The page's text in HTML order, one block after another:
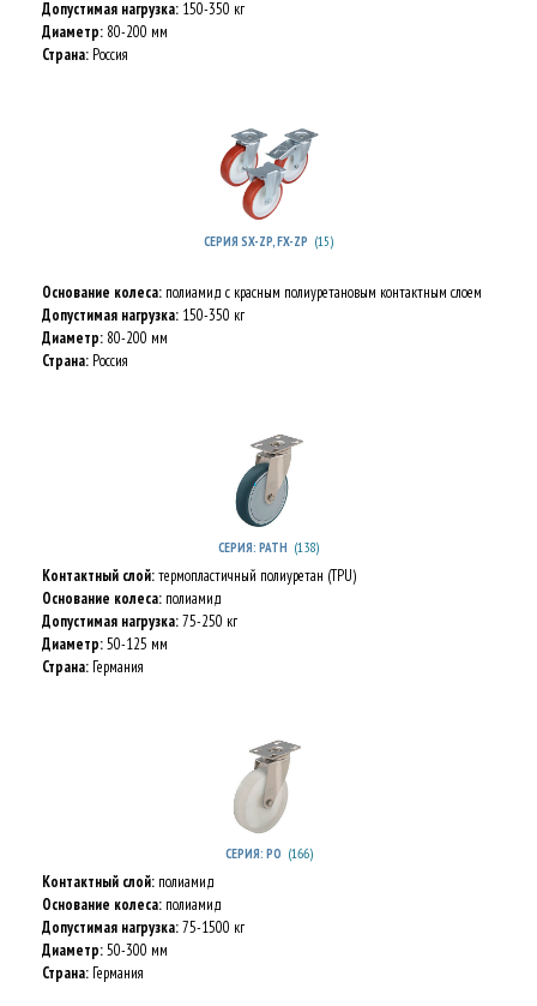
Допустимая нагрузка: 150-350 кг
Диаметр: 80-200 мм
Страна: Россия
СЕРИЯ SX-ZP, FX-ZP (15)
Основание колеса: полиамид c красным полиуретановым контактным слоем
Допустимая нагрузка: 150-350 кг
Диаметр: 80-200 мм
Страна: Россия
СЕРИЯ: PATH (138)
Контактный слой:термопластичный полиуретан (TPU)
Основание колеса: полиамид
Допустимая нагрузка:75-250 кг
Диаметр:50-125 мм
Страна: Германия
СЕРИЯ: PO (166)
Контактный слой: полиамид
Основание колеса: полиамид
Допустимая нагрузка:75-1500 кг
Диаметр:50-300 мм
Страна: Германия